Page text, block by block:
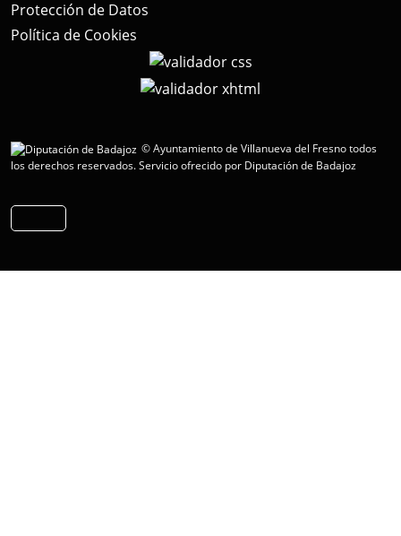
Protección de Datos
Política de Cookies
© Ayuntamiento de Villanueva del Fresno todos
los derechos reservados.Servicio ofrecido por Diputación de Badajoz